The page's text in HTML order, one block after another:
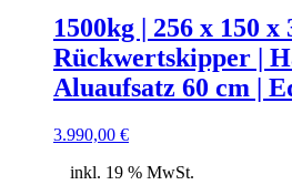
1500kg | 256 x 150 x
Rückwertskipper |
Aluaufsatz 60 cm |
3.990,00 €
inkl. 19 % MwSt.